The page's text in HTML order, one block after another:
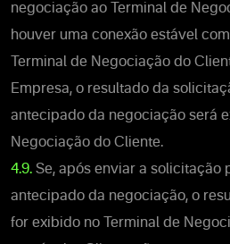
negociação ao Terminal de
houver uma conexão estável
Terminal de Negociação do
Empresa, o resultado da
antecipado da negociação será
Negociação do Cliente.
4.9. Se, após enviar a solicitação
antecipado da negociação, o
for exibido no Terminal de